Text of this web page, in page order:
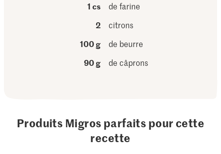
1 cs
de farine
2
citrons
100 g
de beurre
90 g
de câprons
Produits Migros parfaits pour cette
recette